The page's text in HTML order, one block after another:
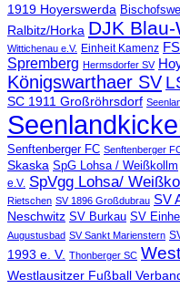
1919 Hoyerswerda
Ralbitz/Horka DJK
Wittichenau e.V. Einheit Kamenz
Spremberg Hermsdorfer SV
Königswarthaer SV
SC 1911 Großröhrsdorf
Senftenberger FC Senftenberger
Skaska SpG Lohsa / Weißkollm
e.V. SpVgg Lohsa/
Rietschen SV 1896 Großdubrau SV
Neschwitz SV Burkau SV
Augustusbad SV Sankt Marienstern
1993 e. V. Thonberger SC
Westlausitzer Fußball